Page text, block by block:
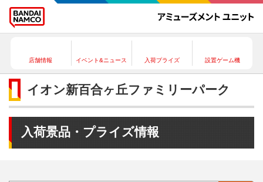
店舗情報 イベント&ニュース 入荷プライズ 設置ゲーム機
イオン新百合ヶ丘ファミリーパーク
入荷景品・プライズ情報